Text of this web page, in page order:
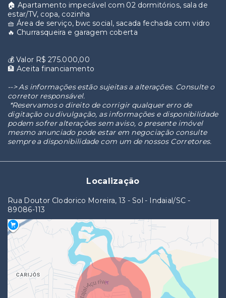
🏠 Apartamento impecável com 02 dormitórios, sala de
estar/TV, copa, cozinha
🧺 Área de serviço, bwc social, sacada fechada com vidro
🔥 Churrasqueira e garagem coberta
💰 Valor R$ 275.000,00
🏦 Aceita financiamento
--> As informações estão sujeitas a alterações. Consulte o
corretor responsável.
*Reservamos o direito de corrigir qualquer erro de
digitação ou divulgação, as informações e disponibilidade
podem sofrer alterações sem aviso, o presente imóvel
mesmo anunciado pode estar em negociação consulte
sempre a disponibilidade com um de nossos Corretores.
Localização
Rua Doutor Clodorico Moreira, 13 - Sol - Indaial/SC -
89086-113